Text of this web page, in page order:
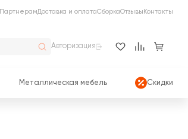
ПартнерамДоставка и оплатаСборкаОтзывы Контакты
Авторизация
Металлическая мебель Скидки